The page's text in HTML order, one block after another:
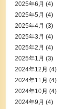
2025年6月 (4)
2025年5月 (4)
2025年4月 (3)
2025年3月 (4)
2025年2月 (4)
2025年1月 (3)
2024年12月 (4)
2024年11月 (4)
2024年10月 (4)
2024年9月 (4)